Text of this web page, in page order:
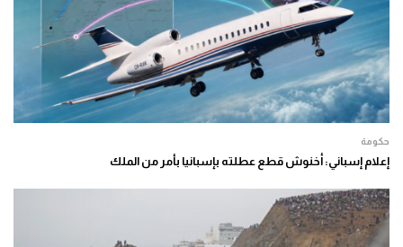
حكومة
إعلام إسباني: أخنوش قطع عطلته بإسبانيا بأمر من الملك